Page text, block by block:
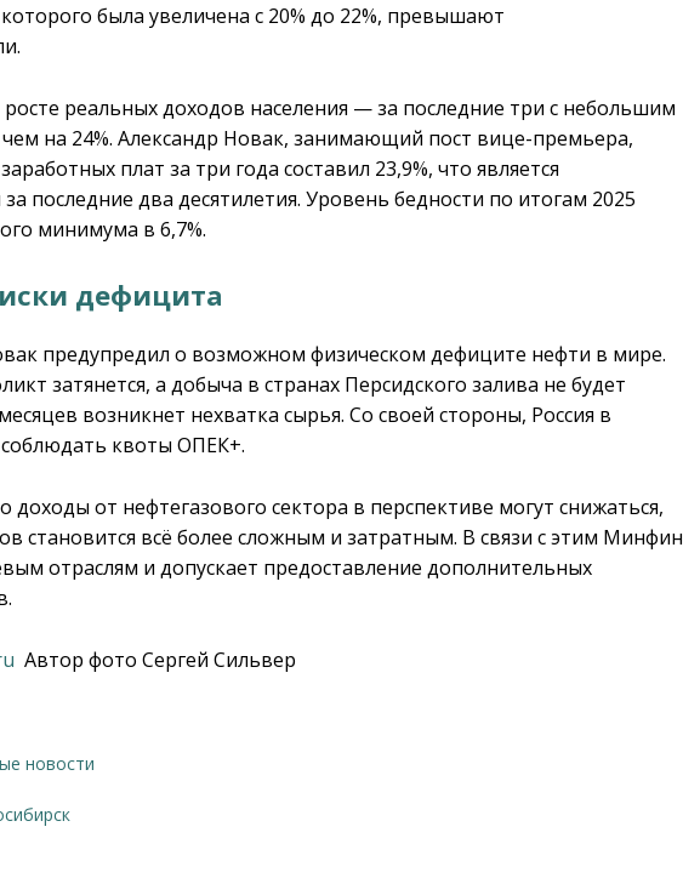
была увеличена с 20% до 22%, превышают
реальных доходов населения — за последние три с небольшим
чем на 24%. Александр Новак, занимающий пост вице-премьера,
плат за три года составил 23,9%, что является
последние два десятилетия. Уровень бедности по итогам 2025
минимума в 6,7%.
дефицита
предупредил о возможном физическом дефиците нефти в мире.
затянется, а добыча в странах Персидского залива не будет
возникнет нехватка сырья. Со своей стороны, Россия в
квоты ОПЕК+.
доходы от нефтегазового сектора в перспективе могут снижаться,
становится всё более сложным и затратным. В связи с этим Минфин
отраслям и допускает предоставление дополнительных
Автор фото Сергей Сильвер
новости